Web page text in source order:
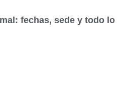
fechas, sede y todo lo